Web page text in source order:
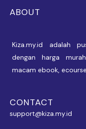
ABOUT
Kiza.my.id adalah
dengan harga
macam ebook,
CONTACT
support@kiza.my.id